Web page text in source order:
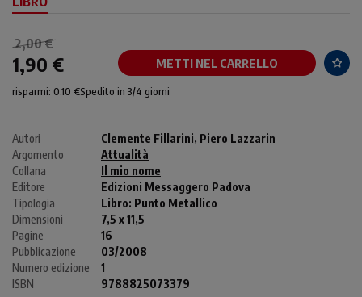
2,00 €
1,90 € METTI NEL CARRELLO
risparmi: 0,10 €Spedito in 3/4 giorni
Autori Clemente Fillarini, Piero Lazzarin
Argomento
Attualità
Collana
Il mio nome
Editore
Edizioni Messaggero Padova
Tipologia
Libro: Punto Metallico
Dimensioni
7,5 x 11,5
Pagine
16
Pubblicazione
03/2008
Numero edizione
1
ISBN
9788825073379